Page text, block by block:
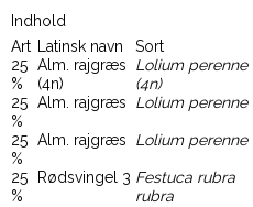
Indhold
Art
Latinsk navn
Sort
25
%
Alm. rajgræs
(4n)
Lolium perenne
(4n)
25
%
Alm. rajgræs Lolium perenne
25
%
Alm. rajgræs Lolium perenne
25
%
Rødsvingel 3 Festuca rubra
rubra